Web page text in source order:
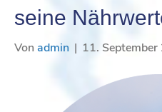
seine
Von admin | 11.